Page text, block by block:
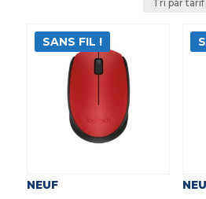
SANS FIL !
NEUF